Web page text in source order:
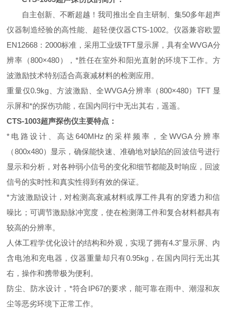
自主创新、不断超越！我司推出全自主研制、集50多年超声
仪器制造经验的高性能、超轻便仪器CTS-1002。仪器兼容欧盟
EN12668：2000标准，采用工业级TFT显示屏，具有全WVGA分
辨率（800×480），*胜任在室外和阳光直射的环境下工作。方
波激励技术特别适合高衰减材料的检测应用。
重量仅0.9kg 、方波激励、全WVGA分辨率（800×480）TFT 显
示屏和*的探伤功能，在国内同行中无出其右，遥遥。
CTS-1003超声探伤仪主要特点：
*电路设计、高达640MHz的采样频率，全WVGA分辨率
（800x480）显示，确保能快速、准确地对缺陷的回波信号进行
显示和分析，对各种弱小信号的变化和细节都能及时响应，回波
信号的实时性和真实性得到有效的保证。
*方波激励设计，对检测高衰减材料或厚工件具有的穿透力和信
噪比；可调节激励脉冲宽度，使在检测薄工件和复合材料都具有
较高的分辨率。
人体工程学优化设计的结构和外观，实现了拥有4.3"显示屏、内
含电池和充电器，仪器重量却只有0.95kg ，在国内同行无出其
右，操作和携带极为便利。
防尘、防水设计，*符合IP67的要求，能可靠在雨中、潮湿和灰
尘等恶劣环境下正常工作。